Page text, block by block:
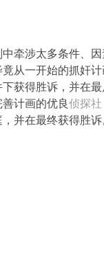
牵涉太多条件、
从一开始的抓奸
获得胜诉，并在
计画的优良侦探社
并在最终获得胜诉